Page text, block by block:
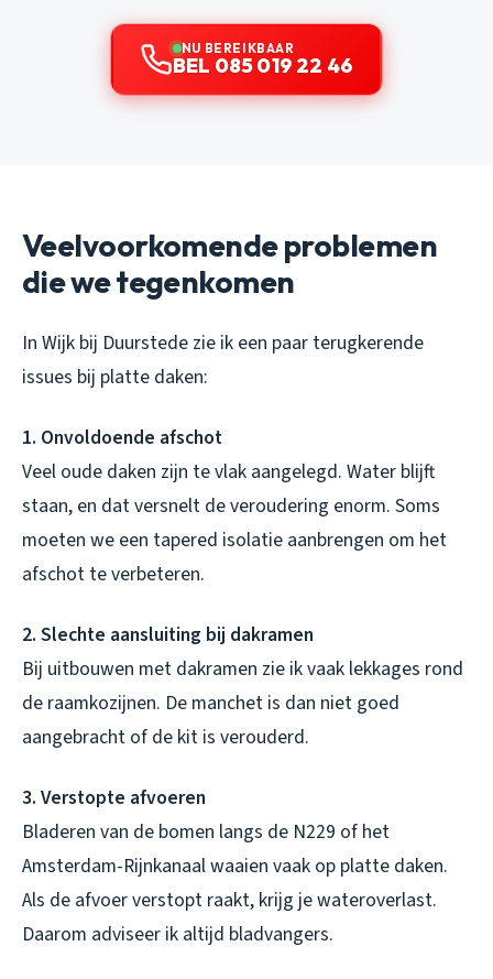
NU BEREIKBAAR
BEL 085 019 22 46
Veelvoorkomende problemen
die we tegenkomen
In Wijk bij Duurstede zie ik een paar terugkerende
issues bij platte daken:
1. Onvoldoende afschot
Veel oude daken zijn te vlak aangelegd. Water blijft
staan, en dat versnelt de veroudering enorm. Soms
moeten we een tapered isolatie aanbrengen om het
afschot te verbeteren.
2. Slechte aansluiting bij dakramen
Bij uitbouwen met dakramen zie ik vaak lekkages rond
de raamkozijnen. De manchet is dan niet goed
aangebracht of de kit is verouderd.
3. Verstopte afvoeren
Bladeren van de bomen langs de N229 of het
Amsterdam-Rijnkanaal waaien vaak op platte daken.
Als de afvoer verstopt raakt, krijg je wateroverlast.
Daarom adviseer ik altijd bladvangers.